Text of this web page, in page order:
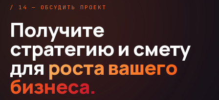
/ 14 — ОБСУДИТЬ ПРОЕКТ
Получите
стратегию и смету
для роста вашего
бизнеса.